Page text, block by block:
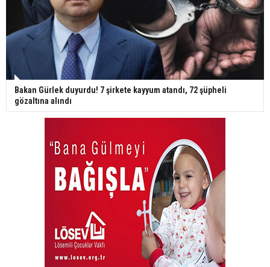
Bakan Gürlek duyurdu! 7 şirkete kayyum atandı, 72 şüpheli
gözaltına alındı